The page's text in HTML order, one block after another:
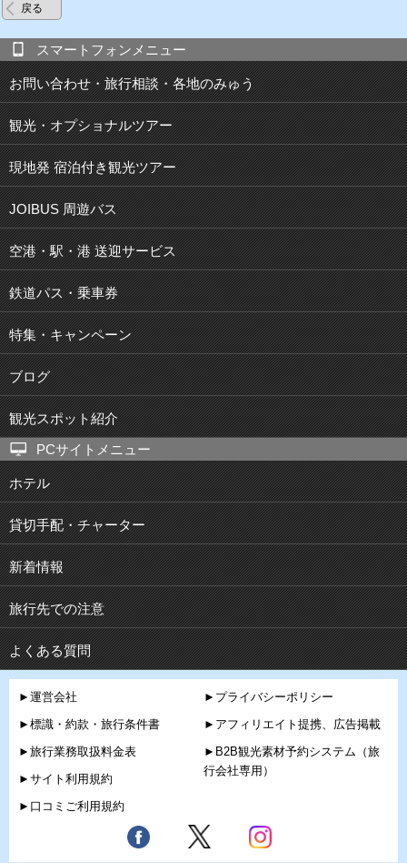
戻る
スマートフォンメニュー
お問い合わせ・旅行相談・各地のみゅう
観光・オプショナルツアー
現地発 宿泊付き観光ツアー
JOIBUS 周遊バス
空港・駅・港 送迎サービス
鉄道パス・乗車券
特集・キャンペーン
ブログ
観光スポット紹介
PCサイトメニュー
ホテル
貸切手配・チャーター
新着情報
旅行先での注意
よくある質問
►運営会社
►標識・約款・旅行条件書
►旅行業務取扱料金表
►サイト利用規約
►口コミご利用規約
►プライバシーポリシー
►アフィリエイト提携、広告掲載
►B2B観光素材予約システム（旅
行会社専用）